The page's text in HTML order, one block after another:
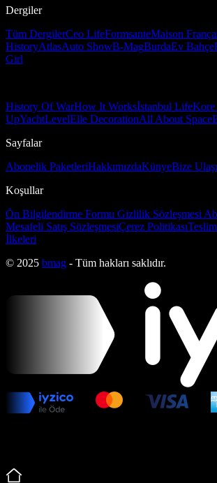
Dergiler
Tüm DergilerCeo LifeFormsanteMaison
HistoryAtlasAuto ShowB-MagBurdaEv Bahçe
Girl
History Of WarHow It Worksİstanbul LifeKore
UpYachtLevelElle DecorationAll About Space
Sayfalar
Abonelik PaketleriHakkımızdaKünyeBize
Koşullar
Ön Bilgilendirme Formu Gizlilik Sözleşmesi
Mesafeli Satış SözleşmesiÇerez Politikası
İlkeleri
© 2025 bmag - Tüm hakları saklıdır.